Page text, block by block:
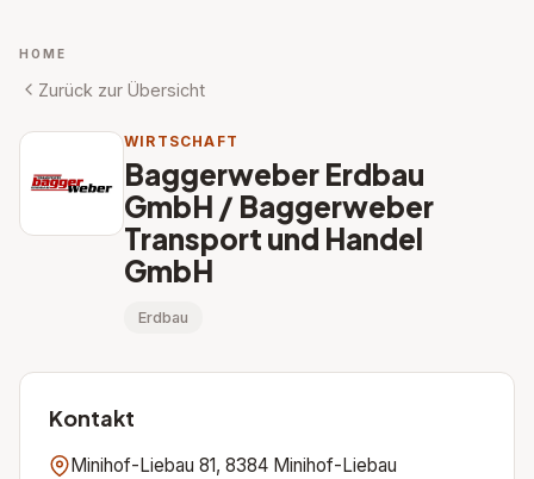
HOME
Zurück zur Übersicht
WIRTSCHAFT
Baggerweber Erdbau
GmbH / Baggerweber
Transport und Handel
GmbH
Erdbau
Kontakt
Minihof-Liebau 81, 8384 Minihof-Liebau